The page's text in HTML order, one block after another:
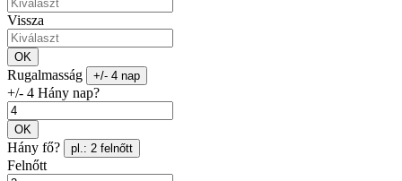
Vissza
OK
Rugalmasság +/- 4 nap
+/- 4 Hány nap?
OK
Hány fő? pl.: 2 felnőtt
Felnőtt